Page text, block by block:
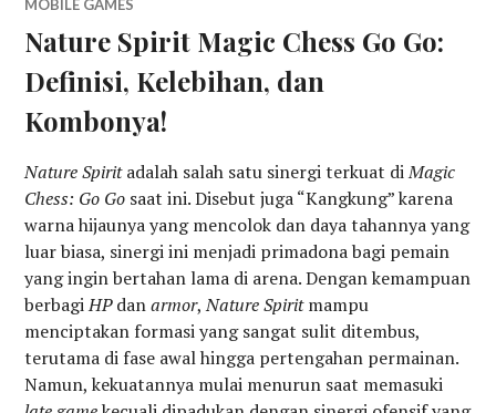
MOBILE GAMES
Nature Spirit Magic Chess Go Go:
Definisi, Kelebihan, dan
Kombonya!
Nature Spiritadalah salah satu sinergi terkuat diMagic
Chess: Go Go saat ini. Disebut juga “Kangkung” karena
warna hijaunya yang mencolok dan daya tahannya yang
luar biasa, sinergi ini menjadi primadona bagi pemain
yang ingin bertahan lama di arena. Dengan kemampuan
berbagiHPdanarmor,Nature Spiritmampu
menciptakan formasi yang sangat sulit ditembus,
terutama di fase awal hingga pertengahan permainan.
Namun, kekuatannya mulai menurun saat memasuki